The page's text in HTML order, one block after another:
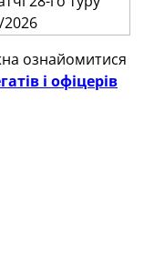
ознайомитися
і офіцерів